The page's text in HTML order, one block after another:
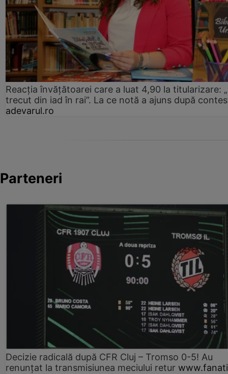
Reacția învățătoarei care a luat 4,90 la titularizare:
trecut din iad în rai”. La ce notă a ajuns după
adevarul.ro
Parteneri
Decizie radicală după CFR Cluj – Tromso 0-5! Au
renunțat la transmisiunea meciului retur